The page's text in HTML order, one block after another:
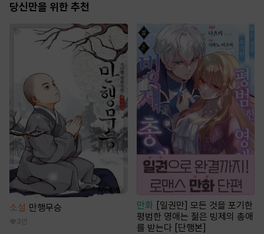
니다 [단행본]
당신만을 위한 추천
소설 만행무승
3만
만화 [일권만] 모든 것을 포기한
평범한 영애는 젊은 빙제의 총애
를 받는다 [단행본]